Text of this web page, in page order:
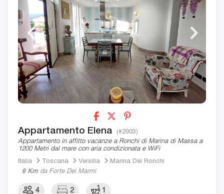
Appartamento Elena (#2903)
Appartamento in affitto vacanze a Ronchi di Marina di Massa a
1200 Metri dal mare con aria condizionata e WiFi
Italia
Toscana Versilia
Marina Dei Ronchi
6 Km da Forte Dei Marmi
4 2 1